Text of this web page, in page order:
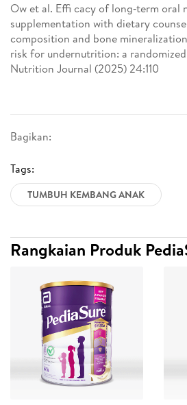
Bagikan:
Tags:
TUMBUH KEMBANG ANAK
Ow et al. Effi cacy of long‑term oral
supplementation with dietary
composition and bone
risk for undernutrition: a
Nutrition Journal (2025) 24:110
Rangkaian Produk